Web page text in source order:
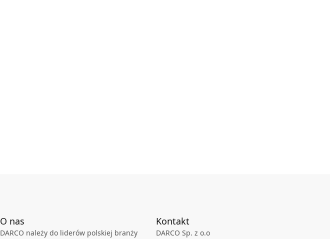
O nas
DARCO należy do liderów polskiej branży
Kontakt
DARCO Sp. z o.o